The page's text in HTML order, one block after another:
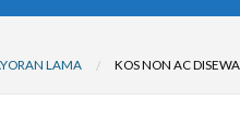
LAMA KOS NON AC